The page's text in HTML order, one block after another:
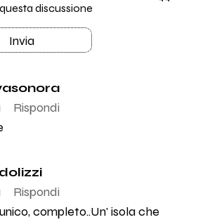
questa discussione
Invia
Rispondi
Rispondi
completo..Un' isola che